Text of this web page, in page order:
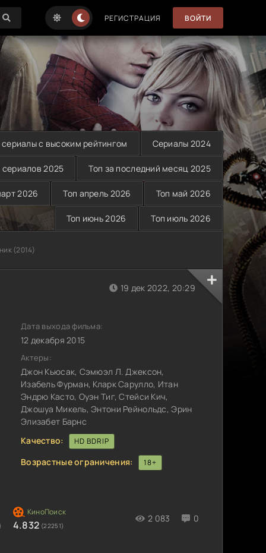
РЕГИСТРАЦИЯ ВОЙТИ
сериалы с высоким рейтингом Сериалы 2024
сериалов 2025 Топ за последний месяц 2025
2026 Топ апрель 2026 Топ май 2026
Топ июнь 2026 Топ июль 2026
(2014)
4.832 (22251)
2 083 0
19 дек 2022, 20:29
Дата выхода фильма:
12 декабря 2015
Актеры:
Джон Кьюсак, Сэмюэл Л. Джексон,
Изабель Фурман, Кларк Сарулло, Итан
Эндрю Касто, Оуэн Тиг, Стейси Кич,
Джошуа Микель, Энтони Рейнольдс, Эрин
Элизабет Барнс
Качество:
HD BDRIP
Возрастные ограничения: 18+